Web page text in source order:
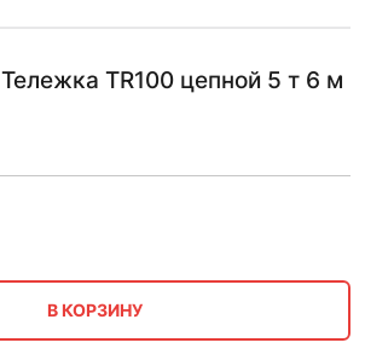
Тележка TR100 цепной 5 т 6 м
В КОРЗИНУ